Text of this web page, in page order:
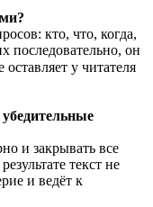
кто, что, когда,
последовательно, он
у читателя
и закрывать все
текст не
и ведёт к